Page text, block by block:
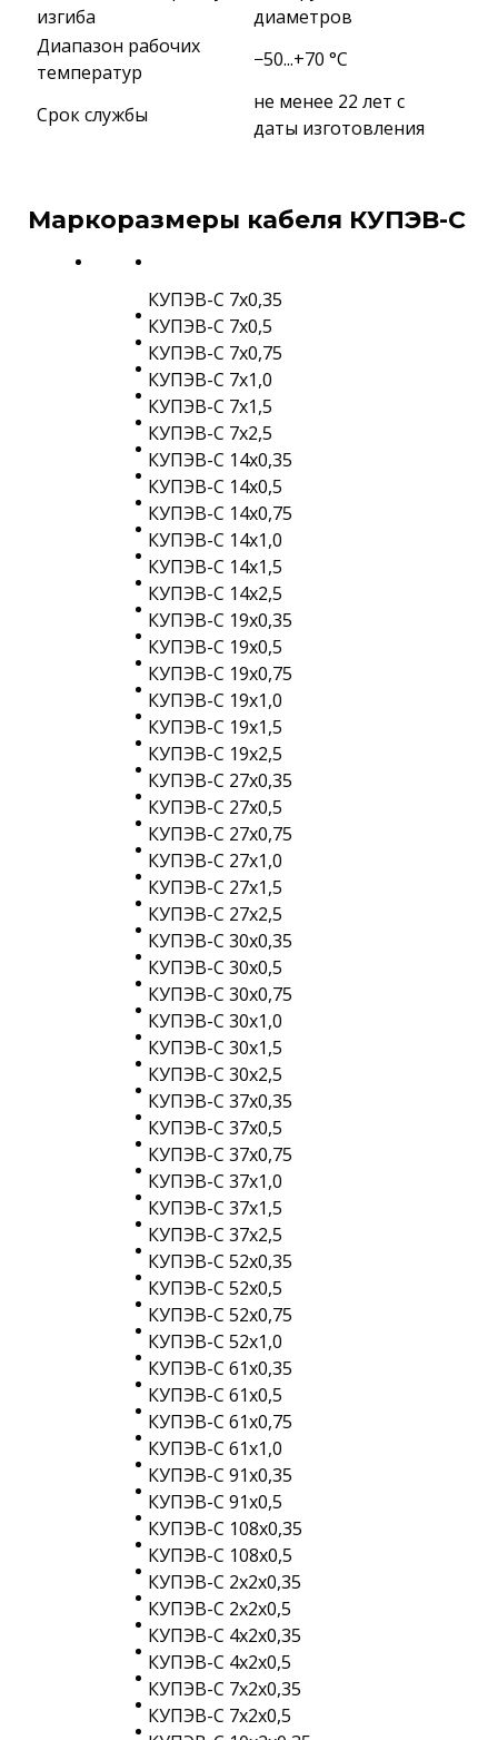
изгиба
диаметров
Диапазон рабочих
температур
−50...+70 °C
Срок службы
не менее 22 лет с
даты изготовления
Маркоразмеры кабеля КУПЭВ-С
КУПЭВ-С 7х0,35
КУПЭВ-С 7х0,5
КУПЭВ-С 7х0,75
КУПЭВ-С 7х1,0
КУПЭВ-С 7х1,5
КУПЭВ-С 7х2,5
КУПЭВ-С 14х0,35
КУПЭВ-С 14х0,5
КУПЭВ-С 14х0,75
КУПЭВ-С 14х1,0
КУПЭВ-С 14х1,5
КУПЭВ-С 14х2,5
КУПЭВ-С 19х0,35
КУПЭВ-С 19х0,5
КУПЭВ-С 19х0,75
КУПЭВ-С 19х1,0
КУПЭВ-С 19х1,5
КУПЭВ-С 19х2,5
КУПЭВ-С 27х0,35
КУПЭВ-С 27х0,5
КУПЭВ-С 27х0,75
КУПЭВ-С 27х1,0
КУПЭВ-С 27х1,5
КУПЭВ-С 27х2,5
КУПЭВ-С 30х0,35
КУПЭВ-С 30х0,5
КУПЭВ-С 30х0,75
КУПЭВ-С 30х1,0
КУПЭВ-С 30х1,5
КУПЭВ-С 30х2,5
КУПЭВ-С 37х0,35
КУПЭВ-С 37х0,5
КУПЭВ-С 37х0,75
КУПЭВ-С 37х1,0
КУПЭВ-С 37х1,5
КУПЭВ-С 37х2,5
КУПЭВ-С 52х0,35
КУПЭВ-С 52х0,5
КУПЭВ-С 52х0,75
КУПЭВ-С 52х1,0
КУПЭВ-С 61х0,35
КУПЭВ-С 61х0,5
КУПЭВ-С 61х0,75
КУПЭВ-С 61х1,0
КУПЭВ-С 91х0,35
КУПЭВ-С 91х0,5
КУПЭВ-С 108х0,35
КУПЭВ-С 108х0,5
КУПЭВ-С 2х2х0,35
КУПЭВ-С 2х2х0,5
КУПЭВ-С 4х2х0,35
КУПЭВ-С 4х2х0,5
КУПЭВ-С 7х2х0,35
КУПЭВ-С 7х2х0,5